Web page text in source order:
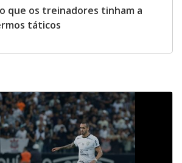
que os treinadores tinham a
táticos